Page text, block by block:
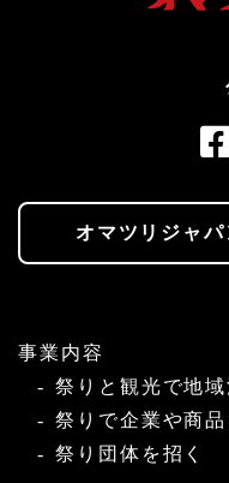
オマツリジャ
事業内容
祭りと観光で地
祭りで企業や商品
祭り団体を招く